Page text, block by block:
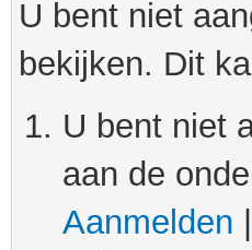
U bent niet
bekijken. Dit
U bent niet
aan de
Aanmelden